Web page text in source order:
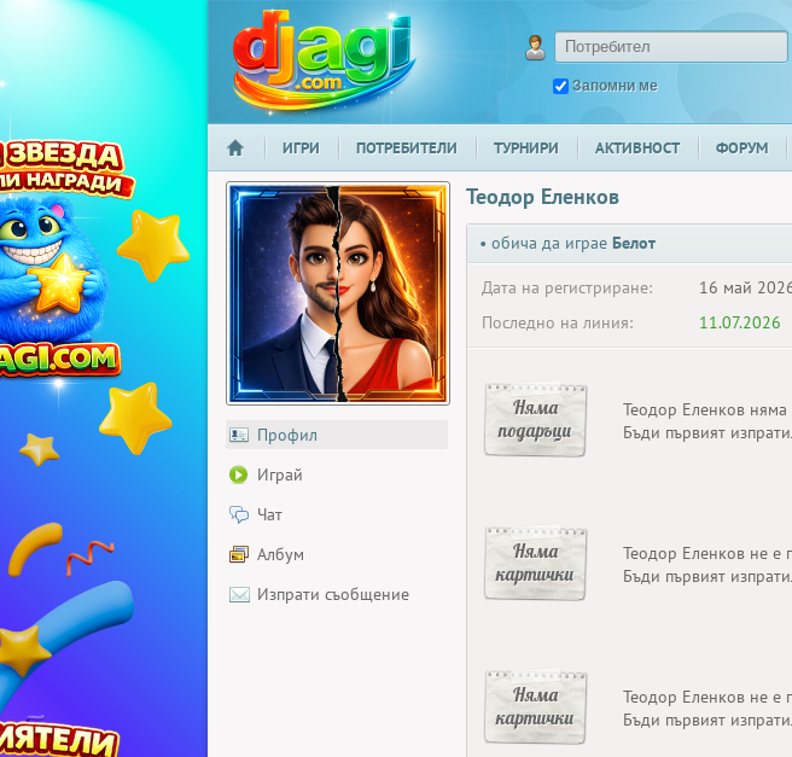
djagi.com
Запомни ме
НАЧАЛО
ИГРИ ПОТРЕБИТЕЛИ ТУРНИРИ АКТИВНОСТ ФОРУМ
Профил
Играй
Чат
Албум
Изпрати съобщение
Теодор Еленков
• обича да играе Белот
Дата на регистриране:
16 май
Последно на линия:
11.07.2026
Няма
подаръци
Теодор Еленков
Бъди първият
Няма
картички
Теодор Еленков не е
Бъди първият
Няма
картички
Теодор Еленков не е
Бъди първият